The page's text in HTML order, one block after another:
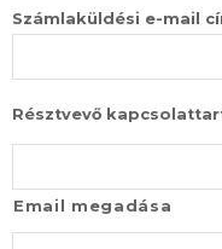
Számlaküldési e-mail
Résztvevő
Email megadása